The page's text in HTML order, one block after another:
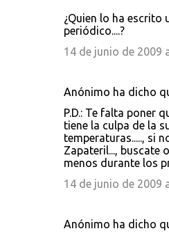
¿Quien lo ha escrito
periódico....?
14 de junio de 2009
Anónimo ha dicho
P.D.: Te falta poner
tiene la culpa de la
temperaturas....., si
Zapateril..., buscate
menos durante los
14 de junio de 2009
Anónimo ha dicho